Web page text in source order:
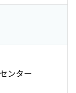
ンター